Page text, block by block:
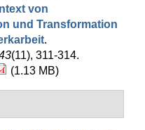
von
und Transformation
.
(11), 311-314.
(1.13 MB)